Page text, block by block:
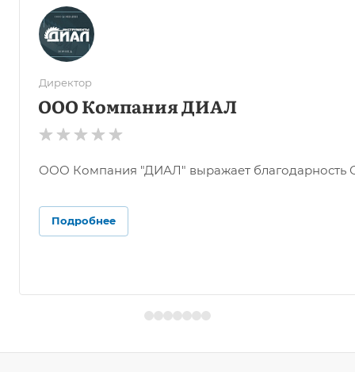
Директор
ООО Компания ДИАЛ
ООО Компания "ДИАЛ" выражает благодарность
Подробнее